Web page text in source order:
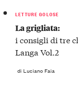
LETTURE GOLOSE
La grigliata:
i consigli di tre
Langa Vol.2
di Luciano Faia